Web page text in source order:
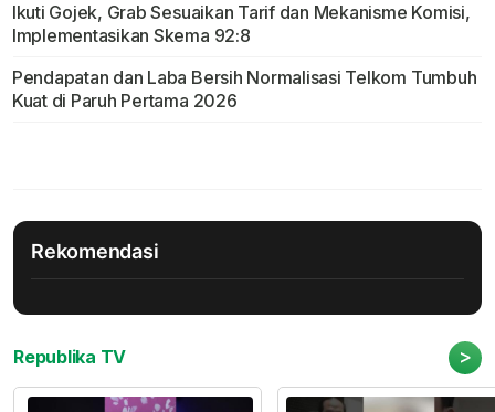
Ikuti Gojek, Grab Sesuaikan Tarif dan Mekanisme Komisi,
Implementasikan Skema 92:8
Pendapatan dan Laba Bersih Normalisasi Telkom Tumbuh
Kuat di Paruh Pertama 2026
Rekomendasi
Republika TV >